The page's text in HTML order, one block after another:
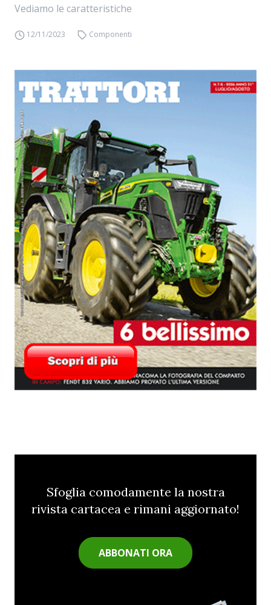
Vediamo le caratteristiche
12/11/2023 Componenti
Sfoglia comodamente la nostra
rivista cartacea e rimani aggiornato!
ABBONATI ORA